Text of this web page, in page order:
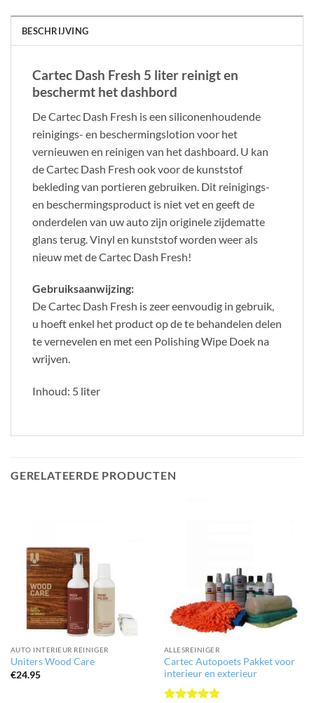
BESCHRIJVING
Cartec Dash Fresh 5 liter reinigt en
beschermt het dashbord
De Cartec Dash Fresh is een siliconenhoudende
reinigings- en beschermingslotion voor het
vernieuwen en reinigen van het dashboard. U kan
de Cartec Dash Fresh ook voor de kunststof
bekleding van portieren gebruiken. Dit reinigings-
en beschermingsproduct is niet vet en geeft de
onderdelen van uw auto zijn originele zijdematte
glans terug. Vinyl en kunststof worden weer als
nieuw met de Cartec Dash Fresh!
Gebruiksaanwijzing:
De Cartec Dash Fresh is zeer eenvoudig in gebruik,
u hoeft enkel het product op de te behandelen delen
te vernevelen en met een Polishing Wipe Doek na
wrijven.
Inhoud: 5 liter
GERELATEERDE PRODUCTEN
AUTO INTERIEUR REINIGER
Uniters Wood Care
€24.95
ALLESREINIGER
Cartec Autopoets Pakket voor
interieur en exterieur